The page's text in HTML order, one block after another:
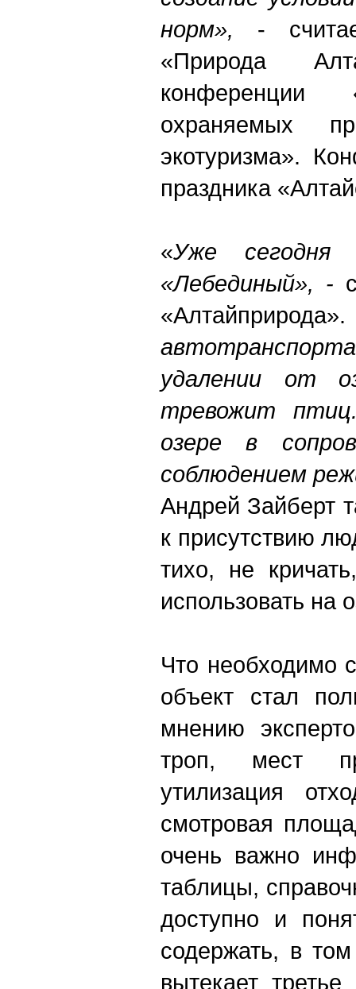
норм», -
«Природа
конференции
охраняемых
экотуризма».
праздника
«Уже сегодня
«Лебединый», -
удалении от
тревожит
озере в
соблюдением
Андрей Зайберт
к присутствию
тихо, не
использовать на
Что необходимо
объект стал
мнению
троп, мест
утилизация
смотровая
очень важно
таблицы,
доступно и
содержать, в
вытекает